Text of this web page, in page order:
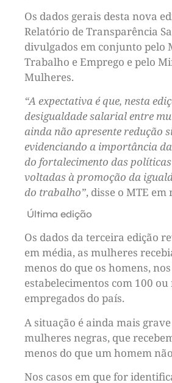
Os dados gerais desta nova
Relatório de Transparência
divulgados em conjunto pelo
Trabalho e Emprego e pelo
Mulheres.
“A expectativa é que, nesta
desigualdade salarial entre
ainda não apresente redução
evidenciando a importância
do fortalecimento das
voltadas à promoção da
do trabalho”, disse o MTE em
Última edição
Os dados da terceira edição
em média, as mulheres
menos do que os homens,
estabelecimentos com 100 ou
empregados do país.
A situação é ainda mais
mulheres negras, que
menos do que um homem
Nos casos em que for